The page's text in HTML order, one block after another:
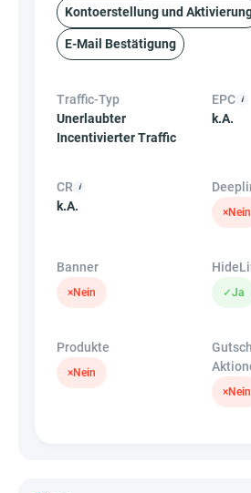
Kontoerstellung und
E-Mail Bestätigung
Traffic-Typ
Unerlaubter
Incentivierter Traffic
EPC
k.A.
CR
k.A.
×Nein
Banner
×Nein ✓Ja
Produkte
×Nein
×Nein